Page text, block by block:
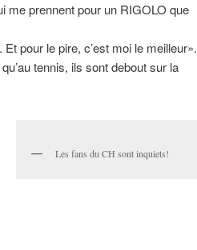
me prennent pour un RIGOLO que
pour le pire, c’est moi le meilleur».
tennis, ils sont debout sur la
Les fans du CH sont inquiets!